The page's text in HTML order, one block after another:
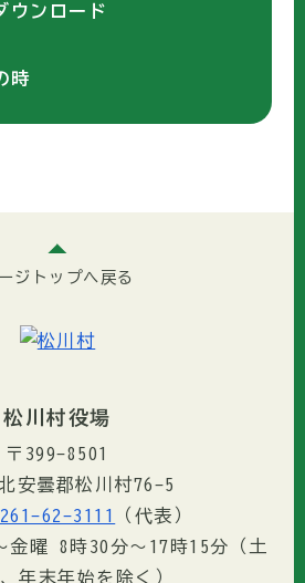
ウンロード
時
ジトップへ戻る
松川村役場
〒399-8501
安曇郡松川村76-5
62-3111
（代表）
金曜 8時30分〜17時15分（土
年末年始を除く）